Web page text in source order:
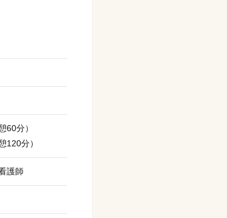
60分）
120分）
護師